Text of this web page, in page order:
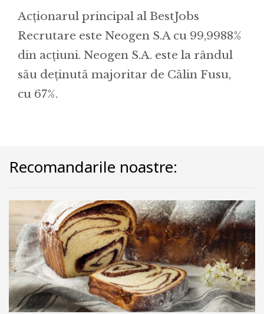
Acționarul principal al BestJobs
Recrutare este Neogen S.A cu 99,9988%
din acțiuni. Neogen S.A. este la rândul
său deținută majoritar de Călin Fusu,
cu 67%.
Recomandarile noastre: